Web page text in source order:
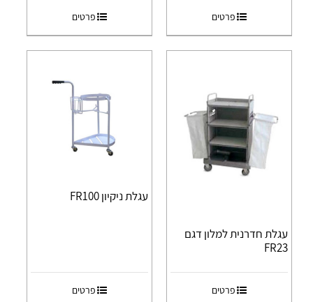
פרטים פרטים
עגלת חדרנית למלון דגם
FR23
פרטים
עגלת ניקיון FR100
פרטים